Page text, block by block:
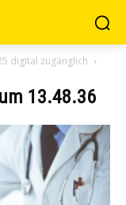
digital zugänglich
13.48.36